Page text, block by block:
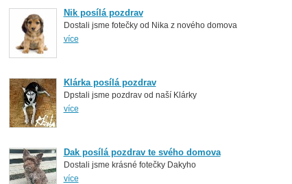
Nik posílá pozdrav
Dostali jsme fotečky od Nika z nového domova
více
Klárka posílá pozdrav
Dpstali jsme pozdrav od naší Klárky
více
Dak posílá pozdrav te svého domova
Dostali jsme krásné fotečky Dakyho
více